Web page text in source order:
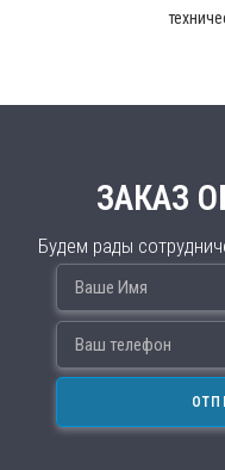
ЗАКАЗ
Будем рады